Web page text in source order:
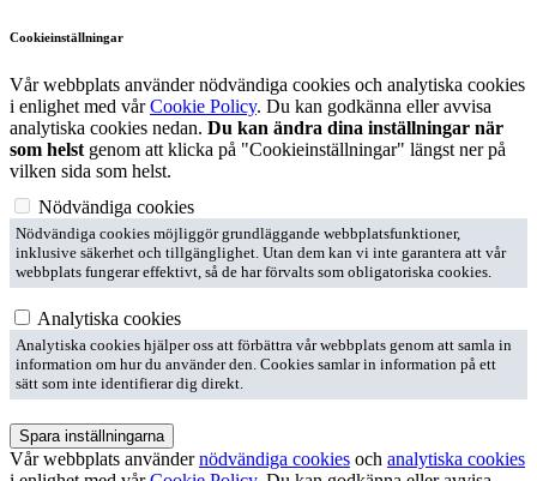
Cookieinställningar
Vår webbplats använder nödvändiga cookies och analytiska cookies
i enlighet med vårCookie Policy. Du kan godkänna eller avvisa
analytiska cookies nedan. Du kan ändra dina inställningar när
som helst genom att klicka på "Cookieinställningar" längst ner på
vilken sida som helst.
Nödvändiga cookies
Nödvändiga cookies möjliggör grundläggande webbplatsfunktioner,
inklusive säkerhet och tillgänglighet. Utan dem kan vi inte garantera att vår
webbplats fungerar effektivt, så de har förvalts som obligatoriska cookies.
Analytiska cookies
Analytiska cookies hjälper oss att förbättra vår webbplats genom att samla in
information om hur du använder den. Cookies samlar in information på ett
sätt som inte identifierar dig direkt.
Spara inställningarna
Vår webbplats användernödvändiga cookies och analytiska cookies